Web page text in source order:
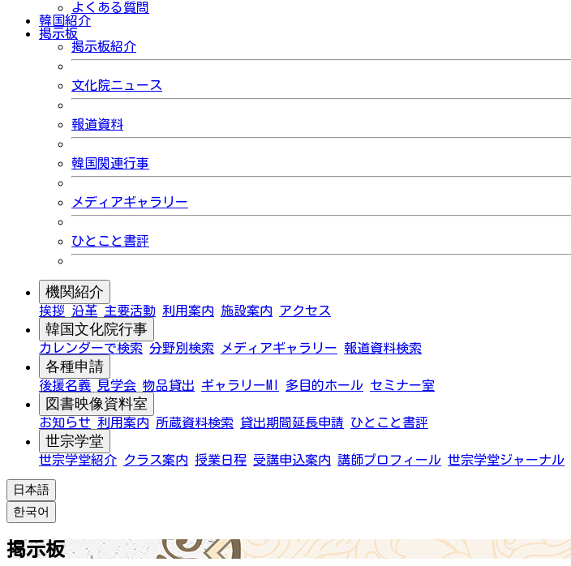
よくある質問
韓国紹介
掲示板
掲示板紹介
文化院ニュース
報道資料
韓国関連行事
メディアギャラリー
ひとこと書評
機関紹介
挨拶 沿革 主要活動 利用案内 施設案内 アクセス
韓国文化院行事
カレンダーで検索 分野別検索 メディアギャラリー 報道資料検索
各種申請
後援名義 見学会 物品貸出 ギャラリーMI 多目的ホール セミナー室
図書映像資料室
お知らせ 利用案内 所蔵資料検索 貸出期間延長申請 ひとこと書評
世宗学堂
世宗学堂紹介 クラス案内 授業日程 受講申込案内 講師プロフィール 世宗学堂ジャーナル
日本語
한국어
掲示板